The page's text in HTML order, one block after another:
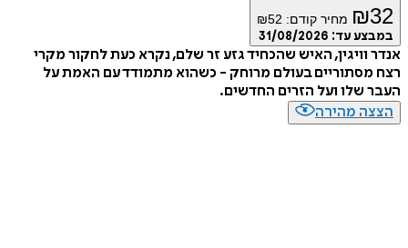
₪ מחיר קודם: ₪52
עד:31/08/2026
וויגין, האיש שהכחיד גזע זר שלם, נקרא כעת לחקור מקרי
בעולם מרוחק - כשהוא מתמודד עם האמת על
שלו ועל הזרים החדשים.
מהירה